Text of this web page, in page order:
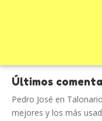
Últimos
Pedro José en
mejores y los más